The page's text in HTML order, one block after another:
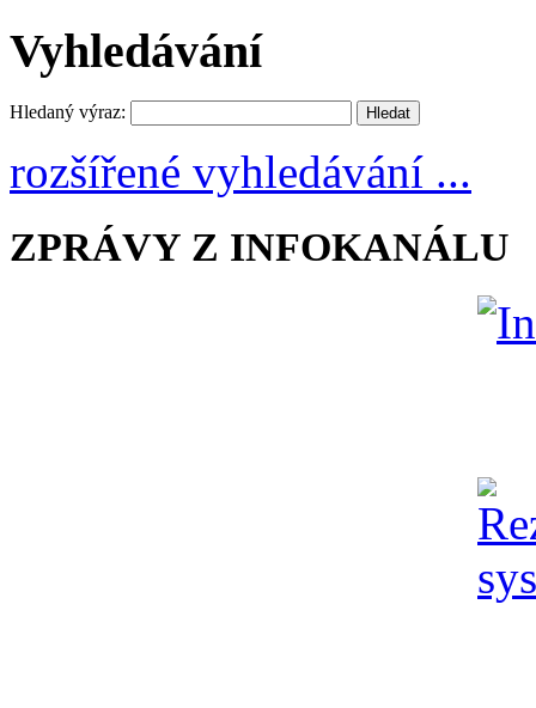
Vyhledávání
Hledaný výraz:
rozšířené vyhledávání ...
ZPRÁVY Z INFOKANÁLU